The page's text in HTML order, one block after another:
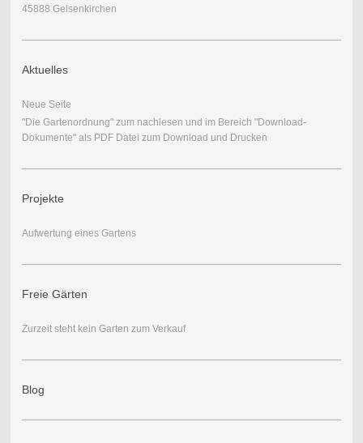
45888 Gelsenkirchen
Aktuelles
Neue Seite
"Die Gartenordnung" zum nachlesen und im Bereich "Download-
Dokumente" als PDF Datei zum Download und Drucken
Projekte
Aufwertung eines Gartens
Freie Gärten
Zurzeit steht kein Garten zum Verkauf
Blog